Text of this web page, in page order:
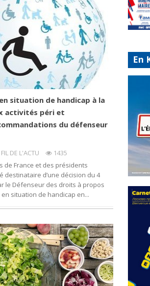
situation de handicap à la
activités péri et
du défenseur
DE L'ACTU
1435
de France et des présidents
destinataire d’une décision du 4
le Défenseur des droits à propos
situation de handicap en...
En